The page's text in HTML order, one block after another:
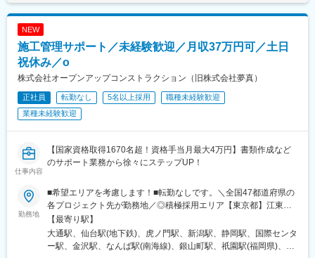
口駅、スタジアムシティノース駅、七ツ屋駅、足羽山公園口駅、
横川一丁目駅、袋町駅、バスセンター前駅、片原町駅(香川県)、高
NEW
施工管理サポート／未経験歓迎／月収37万円可／土日
祝休み／o
株式会社オープンアップコンストラクション（旧株式会社夢真）
正社員 転勤なし 5名以上採用
職種未経験歓迎
業種未経験歓迎
仕事内容
【国家資格取得1670名超！資格手当月最大4万円】書類作成など
のサポート業務から徐々にステップUP！
勤務地
■希望エリアを考慮します！■転勤なしです。＼全国47都道府県の
各プロジェクト先が勤務地／◎積極採用エリア【東京都】江東
区、渋谷区、新宿区、大田区、調布市、八王子市【神奈川県】横
浜市、川崎市、横須賀市【埼玉県】さいたま市、川口市【千葉
県】千葉市、船橋市★U・Iターン歓迎★車通勤OK（配属先によ
【最寄り駅】
大通駅、仙台駅(地下鉄)、虎ノ門駅、新潟駅、静岡駅、国際センタ
ー駅、金沢駅、なんば駅(南海線)、銀山町駅、祇園駅(福岡県)、県